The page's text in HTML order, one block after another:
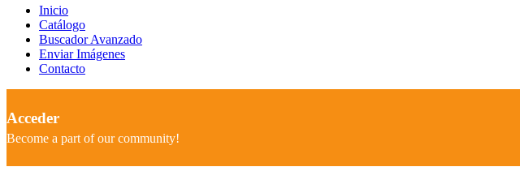
Inicio
Catálogo
Buscador Avanzado
Enviar Imágenes
Contacto
Acceder
Become a part of our community!